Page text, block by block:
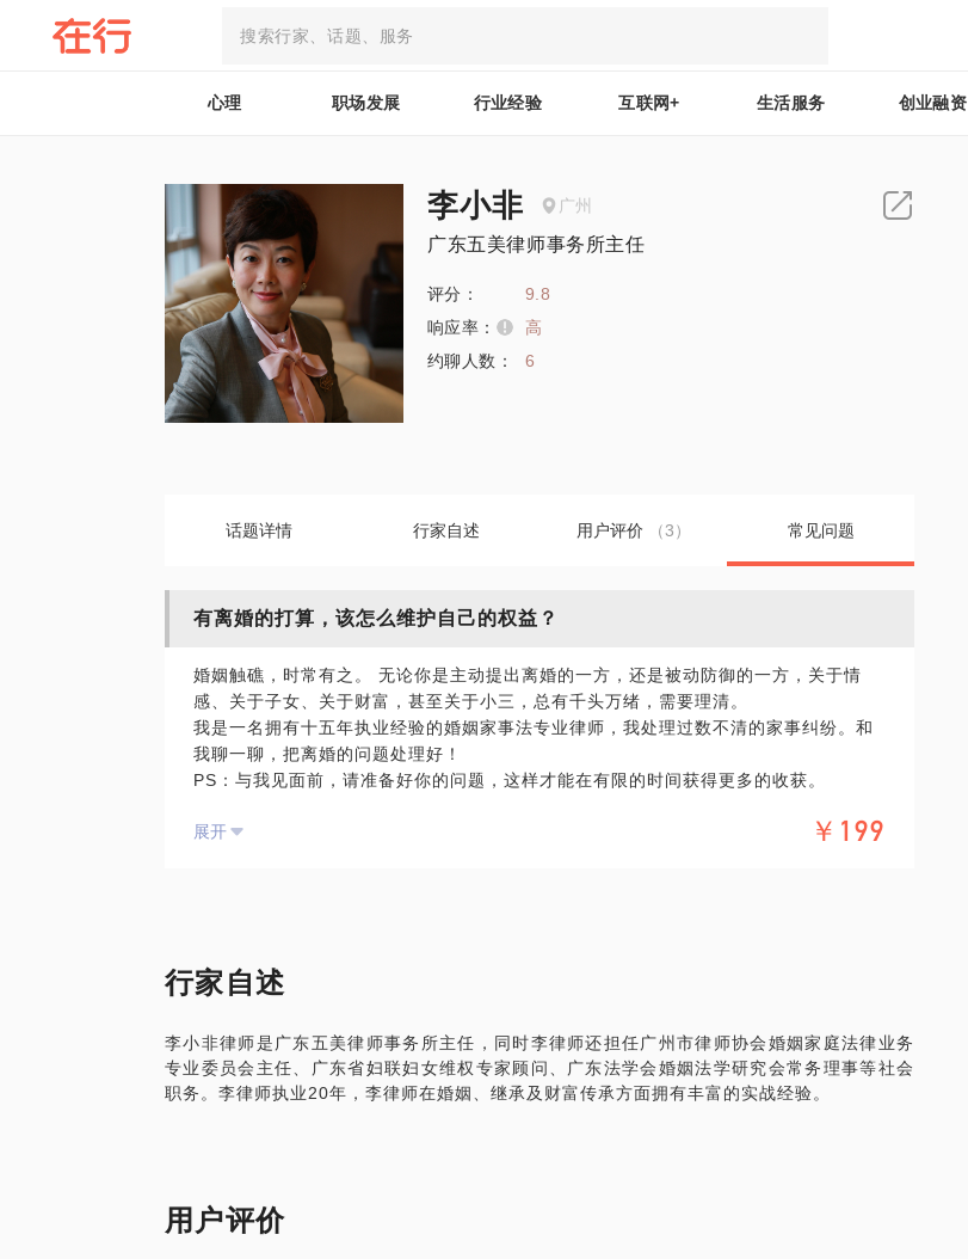
心理 职场发展 行业经验 互联网+ 生活服务 创业融资
李小非 广州
广东五美律师事务所主任
评分：
9.8
响应率：
高
约聊人数：
6
话题详情 行家自述 用户评价 （3） 常见问题
有离婚的打算，该怎么维护自己的权益？
婚姻触礁，时常有之。 无论你是主动提出离婚的一方，还是被动防御的一方，关于情
感、关于子女、关于财富，甚至关于小三，总有千头万绪，需要理清。
我是一名拥有十五年执业经验的婚姻家事法专业律师，我处理过数不清的家事纠纷。和
我聊一聊，把离婚的问题处理好！
PS：与我见面前，请准备好你的问题，这样才能在有限的时间获得更多的收获。
展开 ￥199
行家自述
李小非律师是广东五美律师事务所主任，同时李律师还担任广州市律师协会婚姻家庭法律业务
专业委员会主任、广东省妇联妇女维权专家顾问、广东法学会婚姻法学研究会常务理事等社会
用户评价